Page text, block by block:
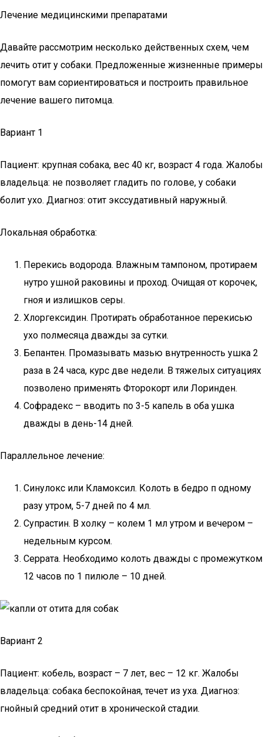
Лечение медицинскими препаратами
Давайте рассмотрим несколько действенных схем, чем
лечить отит у собаки. Предложенные жизненные примеры
помогут вам сориентироваться и построить правильное
лечение вашего питомца.
Вариант 1
Пациент: крупная собака, вес 40 кг, возраст 4 года. Жалобы
владельца: не позволяет гладить по голове, у собаки
болит ухо. Диагноз: отит экссудативный наружный.
Локальная обработка:
Перекись водорода. Влажным тампоном, протираем
нутро ушной раковины и проход. Очищая от корочек,
гноя и излишков серы.
Хлоргексидин. Протирать обработанное перекисью
ухо полмесяца дважды за сутки.
Бепантен. Промазывать мазью внутренность ушка 2
раза в 24 часа, курс две недели. В тяжелых ситуациях
позволено применять Фторокорт или Лоринден.
Софрадекс – вводить по 3-5 капель в оба ушка
дважды в день-14 дней.
Параллельное лечение:
Синулокс или Кламоксил. Колоть в бедро п одному
разу утром, 5-7 дней по 4 мл.
Супрастин. В холку – колем 1 мл утром и вечером –
недельным курсом.
Серрата. Необходимо колоть дважды с промежутком
12 часов по 1 пилюле – 10 дней.
Вариант 2
Пациент: кобель, возраст – 7 лет, вес – 12 кг. Жалобы
владельца: собака беспокойная, течет из уха. Диагноз:
гнойный средний отит в хронической стадии.